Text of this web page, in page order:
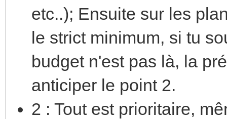
etc..); Ensuite sur les
le strict minimum, si tu
budget n'est pas là, la
anticiper le point 2.
2 : Tout est prioritaire,